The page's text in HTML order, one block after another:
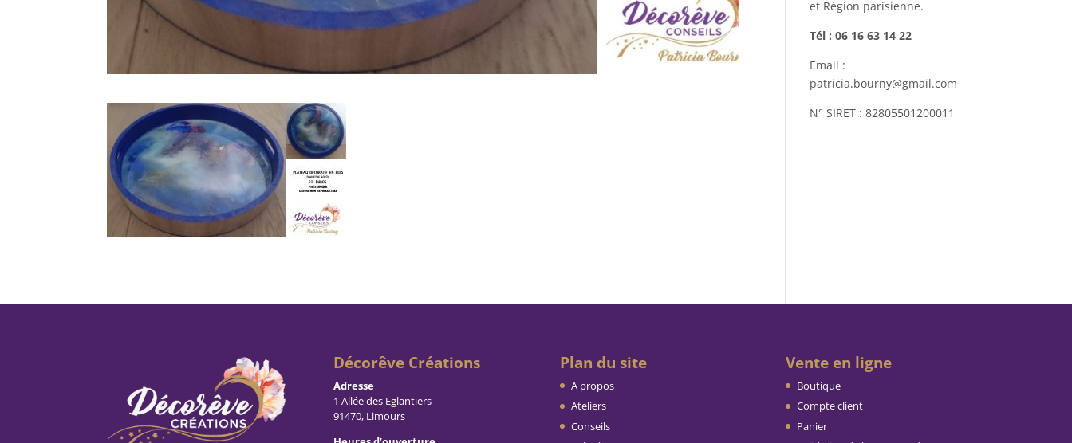
et Région parisienne.
Tél : 06 16 63 14 22
Email :
patricia.bourny@gmail.com
N° SIRET : 82805501200011
Décorêve Créations
Adresse
1 Allée des Eglantiers
91470, Limours
Plan du site
A propos
Ateliers
Conseils
Vente en ligne
Boutique
Compte client
Panier